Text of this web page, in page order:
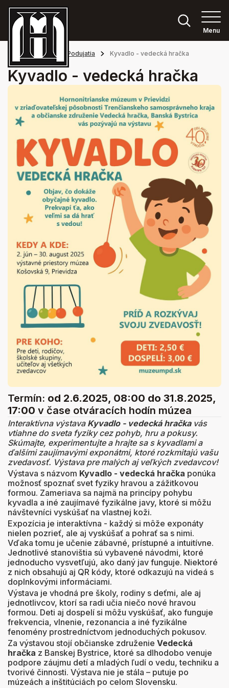
Menu
Hlavná stránka Podujatia Kyvadlo - vedecká hračka
Kyvadlo - vedecká hračka
Termín: od 2.6.2025, 08:00 do 31.8.2025,
17:00 v čase otváracích hodín múzea
Interaktívna výstava Kyvadlo - vedecká hračkavás
vtiahne do sveta fyziky cez pohyb, hru a pokusy.
Skúmajte, experimentujte a hrajte sa s kyvadlami a
ďalšími zaujímavými exponátmi, ktoré rozkmitajú vašu
zvedavosť. Výstava pre malých aj veľkých zvedavcov!
Výstava s názvom Kyvadlo - vedecká hračka ponúka
možnosť spoznať svet fyziky hravou a zážitkovou
formou. Zameriava sa najmä na princípy pohybu
kyvadla a iné zaujímavé fyzikálne javy, ktoré si môžu
návštevníci vyskúšať na vlastnej koži.
Expozícia je interaktívna - každý si môže exponáty
nielen pozrieť, ale aj vyskúšať a pohrať sa s nimi.
Vďaka tomu je učenie zábavné, prístupné a intuitívne.
Jednotlivé stanovištia sú vybavené návodmi, ktoré
jednoducho vysvetľujú, ako daný jav funguje. Niektoré
z nich obsahujú aj QR kódy, ktoré odkazujú na videá s
doplnkovými informáciami.
Výstava je vhodná pre školy, rodiny s deťmi, ale aj
jednotlivcov, ktorí sa radi učia niečo nové hravou
formou. Deti aj dospelí si môžu vyskúšať, ako funguje
frekvencia, vlnenie, rezonancia a iné fyzikálne
fenomény prostredníctvom jednoduchých pokusov.
Za výstavou stojí občianske združenie Vedecká
hračka z Banskej Bystrice, ktoré sa dlhodobo venuje
podpore záujmu detí a mladých ľudí o vedu, techniku a
tvorivé činnosti. Výstava nie je stála – putuje po
múzeách a inštitúciách po celom Slovensku.